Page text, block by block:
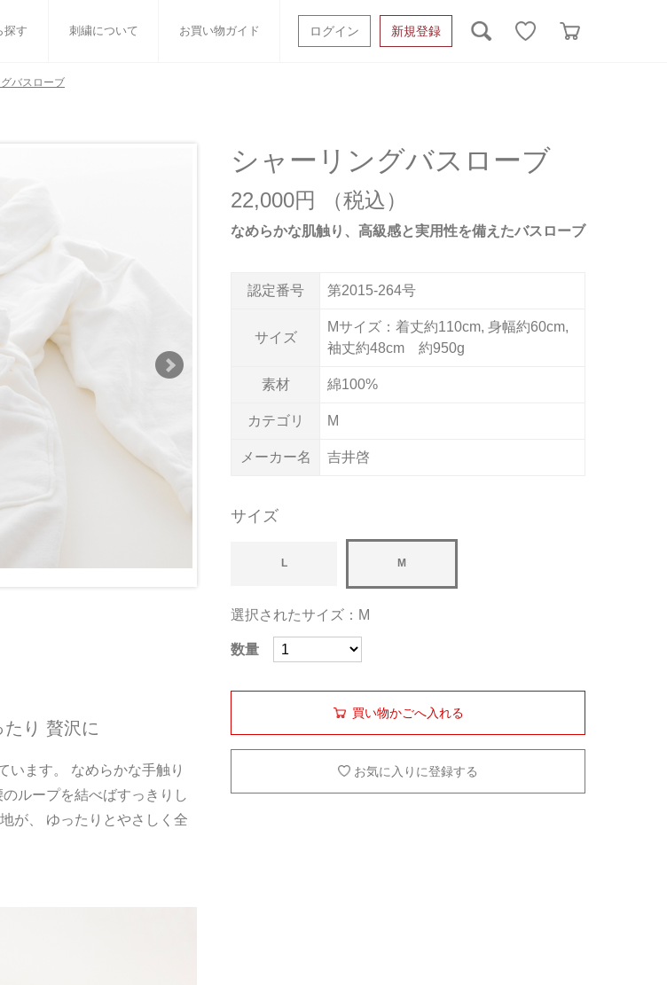
探す 刺繍について お買い物ガイド ログイン 新規登録
オーガニック
衣類 タオルケット類
バスローブ
り 贅沢に
います。 なめらかな手触り
ループを結べばすっきりし
が、 ゆったりとやさしく全
なめらかな肌触り、高級感と実用性を備えたバスローブ
シャーリングバスローブ
22,000円
認定番号 第2015-264号
サイズ
Mサイズ：着丈約110cm, 身幅約60cm,
袖丈約48cm 約950g
素材 綿100%
カテゴリ M
メーカー名 吉井啓
サイズ
L M
選択されたサイズ：M
数量
買い物かごへ入れる
お気に入りに登録する